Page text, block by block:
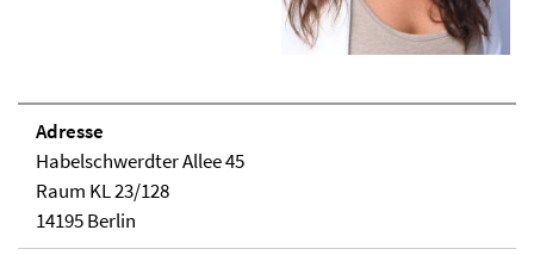
Adresse
Habelschwerdter Allee 45
Raum KL 23/128
14195 Berlin